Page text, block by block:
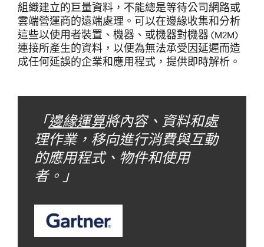
組織建立的巨量資料，不能總是等待公司網路或
雲端營運商的遠端處理。可以在邊緣收集和分析
這些以使用者裝置、機器、或機器對機器 (M2M)
連接所產生的資料，以便為無法承受因延遲而造
成任何延誤的企業和應用程式，提供即時解析。
「邊緣運算將內容、資料和處
理作業，移向進行消費與互動
的應用程式、物件和使用
者。」